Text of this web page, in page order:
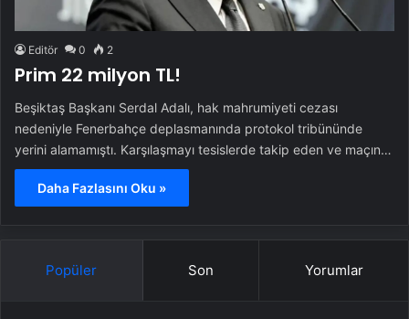
Editör 0 2
Prim 22 milyon TL!
Beşiktaş Başkanı Serdal Adalı, hak mahrumiyeti cezası
nedeniyle Fenerbahçe deplasmanında protokol tribününde
yerini alamamıştı. Karşılaşmayı tesislerde takip eden ve maçın…
Daha Fazlasını Oku »
Popüler Son Yorumlar